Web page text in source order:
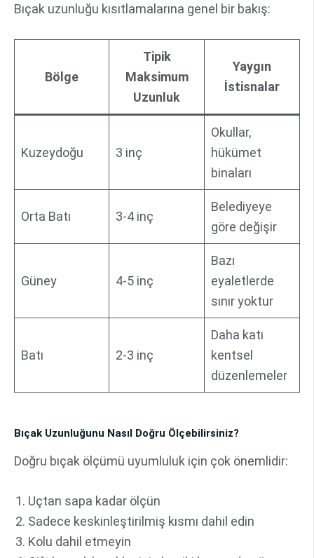
Bıçak uzunluğu kısıtlamalarına genel bir bakış:
Bölge
Tipik
Maksimum
Uzunluk
Yaygın
İstisnalar
Kuzeydoğu 3 inç
Okullar,
hükümet
binaları
Orta Batı 3-4 inç
Belediyeye
göre değişir
Güney 4-5 inç
Bazı
eyaletlerde
sınır yoktur
Batı 2-3 inç
Daha katı
kentsel
düzenlemeler
Bıçak Uzunluğunu Nasıl Doğru Ölçebilirsiniz?
Doğru bıçak ölçümü uyumluluk için çok önemlidir:
Uçtan sapa kadar ölçün
Sadece keskinleştirilmiş kısmı dahil edin
Kolu dahil etmeyin